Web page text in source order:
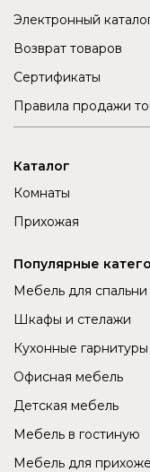
Электронный
Возврат товаров
Сертификаты
Правила продажи
Каталог
Комнаты
Прихожая
Популярные
Мебель для спальни
Шкафы и стелажи
Кухонные гарнитуры
Офисная мебель
Детская мебель
Мебель в гостиную
Мебель для